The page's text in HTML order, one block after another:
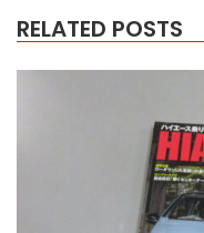
RELATED POSTS